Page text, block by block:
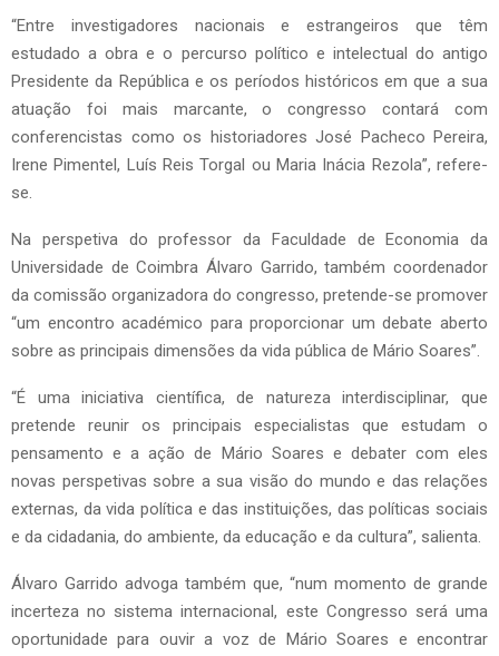
“Entre investigadores nacionais e estrangeiros que têm
estudado a obra e o percurso político e intelectual do antigo
Presidente da República e os períodos históricos em que a sua
atuação foi mais marcante, o congresso contará com
conferencistas como os historiadores José Pacheco Pereira,
Irene Pimentel, Luís Reis Torgal ou Maria Inácia Rezola”, refere-
se.
Na perspetiva do professor da Faculdade de Economia da
Universidade de Coimbra Álvaro Garrido, também coordenador
da comissão organizadora do congresso, pretende-se promover
“um encontro académico para proporcionar um debate aberto
sobre as principais dimensões da vida pública de Mário Soares”.
“É uma iniciativa científica, de natureza interdisciplinar, que
pretende reunir os principais especialistas que estudam o
pensamento e a ação de Mário Soares e debater com eles
novas perspetivas sobre a sua visão do mundo e das relações
externas, da vida política e das instituições, das políticas sociais
e da cidadania, do ambiente, da educação e da cultura”, salienta.
Álvaro Garrido advoga também que, “num momento de grande
incerteza no sistema internacional, este Congresso será uma
oportunidade para ouvir a voz de Mário Soares e encontrar